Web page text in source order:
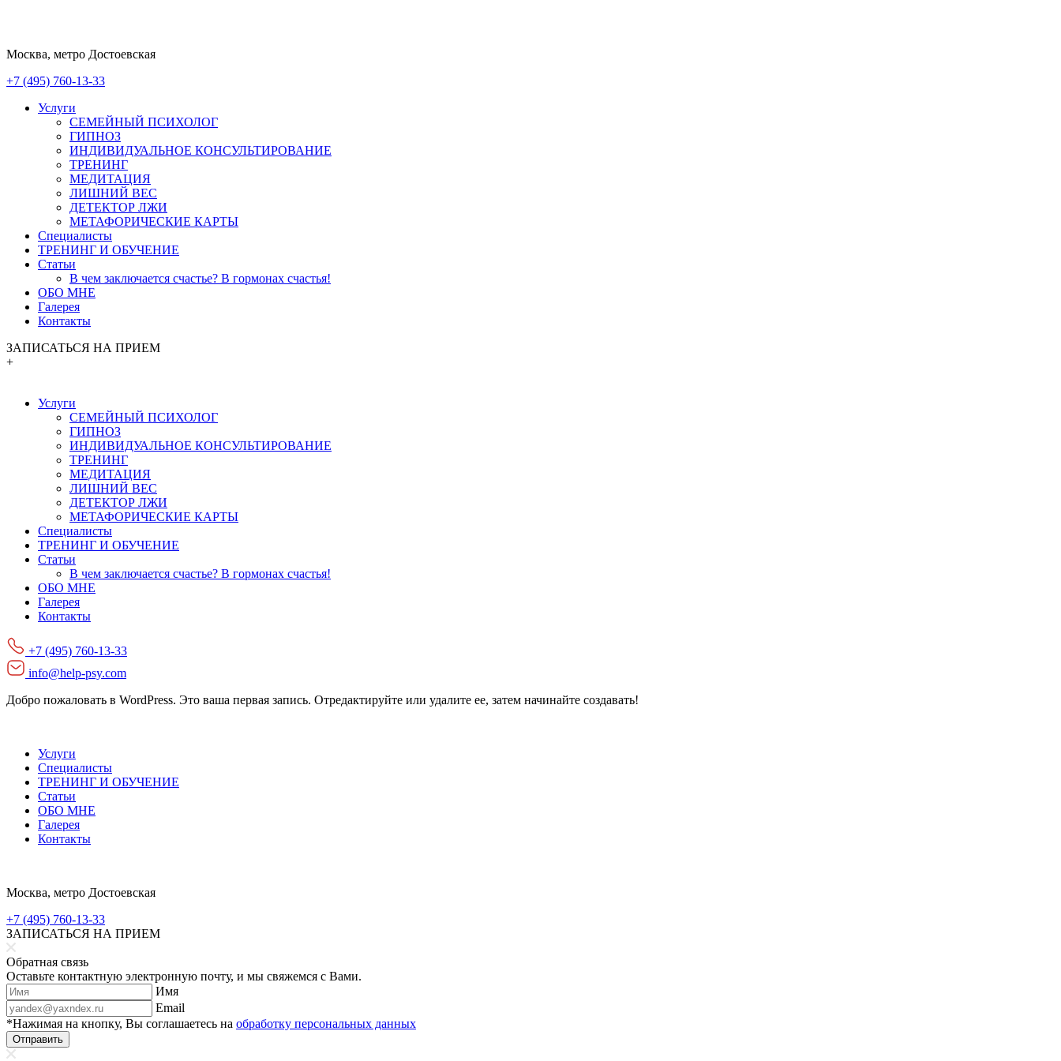
Москва, метро Достоевская
+7 (495) 760-13-33
Услуги
СЕМЕЙНЫЙ ПСИХОЛОГ
ГИПНОЗ
ИНДИВИДУАЛЬНОЕ КОНСУЛЬТИРОВАНИЕ
ТРЕНИНГ
МЕДИТАЦИЯ
ЛИШНИЙ ВЕС
ДЕТЕКТОР ЛЖИ
МЕТАФОРИЧЕСКИЕ КАРТЫ
Специалисты
ТРЕНИНГ И ОБУЧЕНИЕ
Статьи
В чем заключается счастье? В гормонах счастья!
ОБО МНЕ
Галерея
Контакты
ЗАПИСАТЬСЯ НА ПРИЕМ
+
Услуги
СЕМЕЙНЫЙ ПСИХОЛОГ
ГИПНОЗ
ИНДИВИДУАЛЬНОЕ КОНСУЛЬТИРОВАНИЕ
ТРЕНИНГ
МЕДИТАЦИЯ
ЛИШНИЙ ВЕС
ДЕТЕКТОР ЛЖИ
МЕТАФОРИЧЕСКИЕ КАРТЫ
Специалисты
ТРЕНИНГ И ОБУЧЕНИЕ
Статьи
В чем заключается счастье? В гормонах счастья!
ОБО МНЕ
Галерея
Контакты
+7 (495) 760-13-33
info@help-psy.com
Добро пожаловать в WordPress. Это ваша первая запись. Отредактируйте или удалите ее, затем начинайте создавать!
Услуги
Специалисты
ТРЕНИНГ И ОБУЧЕНИЕ
Статьи
ОБО МНЕ
Галерея
Контакты
Москва, метро Достоевская
+7 (495) 760-13-33
ЗАПИСАТЬСЯ НА ПРИЕМ
Обратная связь
Оставьте контактную электронную почту, и мы свяжемся с Вами.
Имя
Email
*Нажимая на кнопку, Вы соглашаетесь на обработку персональных данных
Отправить